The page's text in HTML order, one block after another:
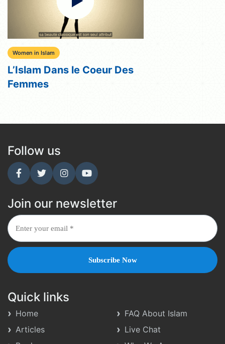
Women in Islam
L’Islam Dans le Coeur Des
Femmes
Follow us
Join our newsletter
Quick links
Home
Articles
FAQ About Islam
Live Chat